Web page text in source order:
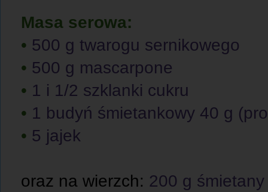
Masa serowa:
• 500 g twarogu sernikowego
• 500 g mascarpone
• 1 i 1/2 szklanki cukru
• 1 budyń śmietankowy 40 g
• 5 jajek
oraz na wierzch: 200 g